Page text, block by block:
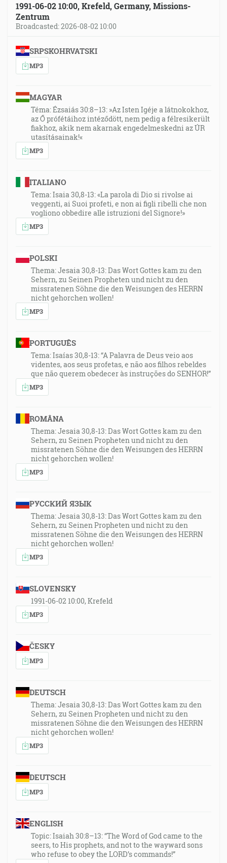
1991-06-02 10:00, Krefeld, Germany, Missions-
Zentrum
Broadcasted: 2026-08-02 10:00
SRPSKOHRVATSKI
MP3
MAGYAR
Téma: Ézsaiás 30:8–13: »Az Isten Igéje a látnokokhoz,
az Ő prófétáihoz intéződött, nem pedig a félresikerült
fiakhoz, akik nem akarnak engedelmeskedni az ÚR
utasításainak!«
MP3
ITALIANO
Tema: Isaia 30,8-13: «La parola di Dio si rivolse ai
veggenti, ai Suoi profeti, e non ai figli ribelli che non
vogliono obbedire alle istruzioni del Signore!»
MP3
POLSKI
Thema: Jesaia 30,8-13: Das Wort Gottes kam zu den
Sehern, zu Seinen Propheten und nicht zu den
missratenen Söhne die den Weisungen des HERRN
nicht gehorchen wollen!
MP3
PORTUGUÊS
Tema: Isaías 30,8-13: “A Palavra de Deus veio aos
videntes, aos seus profetas, e não aos filhos rebeldes
que não querem obedecer às instruções do SENHOR!”
MP3
ROMÂNA
Thema: Jesaia 30,8-13: Das Wort Gottes kam zu den
Sehern, zu Seinen Propheten und nicht zu den
missratenen Söhne die den Weisungen des HERRN
nicht gehorchen wollen!
MP3
РУССКИЙ ЯЗЫК
Thema: Jesaia 30,8-13: Das Wort Gottes kam zu den
Sehern, zu Seinen Propheten und nicht zu den
missratenen Söhne die den Weisungen des HERRN
nicht gehorchen wollen!
MP3
SLOVENSKY
1991-06-02 10:00, Krefeld
MP3
ČESKY
MP3
DEUTSCH
Thema: Jesaia 30,8-13: Das Wort Gottes kam zu den
Sehern, zu Seinen Propheten und nicht zu den
missratenen Söhne die den Weisungen des HERRN
nicht gehorchen wollen!
MP3
DEUTSCH
MP3
ENGLISH
Topic: Isaiah 30:8–13: “The Word of God came to the
seers, to His prophets, and not to the wayward sons
who refuse to obey the LORD’s commands!”